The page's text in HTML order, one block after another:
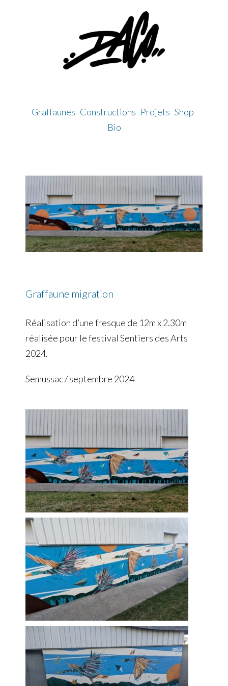
Graffaunes Constructions Projets Shop
Bio
Graffaune migration
Réalisation d’une fresque de 12m x 2.30m
réalisée pour le festival Sentiers des Arts
2024.
Semussac / septembre 2024